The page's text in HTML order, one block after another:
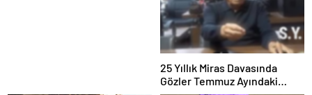
25 Yıllık Miras Davasında
Gözler Temmuz Ayındaki